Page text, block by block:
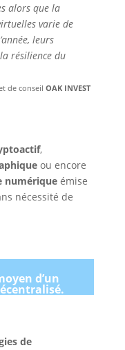
alors que la
varie de
leurs
résilience du
de conseilOAK INVEST
,
ou encore
numériqueémise
nécessité de
d’un
de